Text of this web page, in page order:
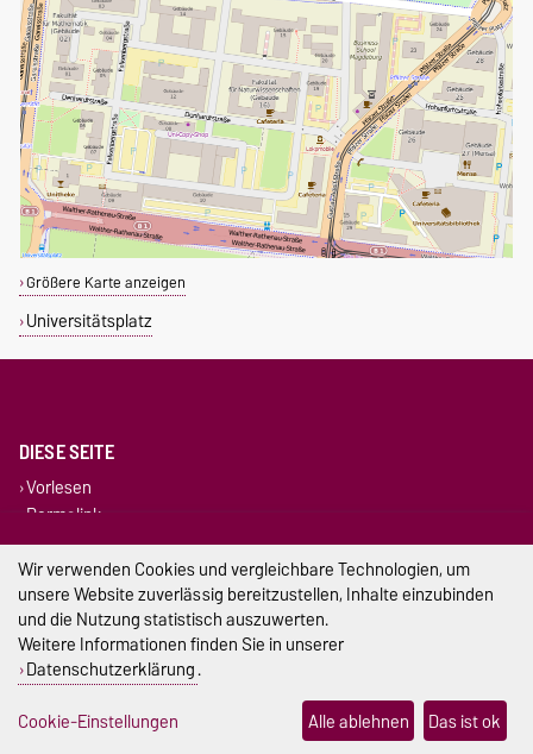
Größere Karte anzeigen
Universitätsplatz
DIESE SEITE
Vorlesen
Permalink
Impressum
Datenschutz
Cookie-Einstellungen
Wir verwenden Cookies und vergleichbare Technologien, um
unsere Website zuverlässig bereitzustellen, Inhalte einzubinden
und die Nutzung statistisch auszuwerten.
Weitere Informationen finden Sie in unserer
Datenschutzerklärung.
Cookie-Einstellungen
Alle ablehnen Das ist ok